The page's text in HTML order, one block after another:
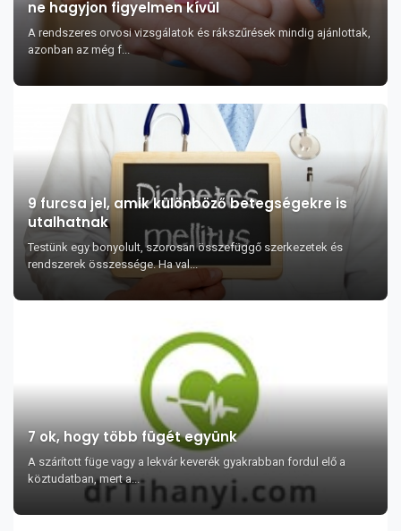
ne hagyjon figyelmen kívül
A rendszeres orvosi vizsgálatok és rákszűrések mindig ajánlottak,
azonban az még f...
9 furcsa jel, amik különböző betegségekre is
utalhatnak
Testünk egy bonyolult, szorosan összefüggő szerkezetek és
rendszerek összessége. Ha val...
7 ok, hogy több fügét együnk
A szárított füge vagy a lekvár keverék gyakrabban fordul elő a
köztudatban, mert a...